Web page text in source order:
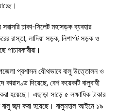
ঢাকা-সিলেট মহাসড়ক ব্যবহার
রাস্তা, লাদিয়া সড়ক, নিশাপট সড়ক ও
পাচারকারীরা।
প্রশাসন যৌথভাবে বালু উত্তোলন ও
কারাদণ্ড দিয়েছে, বেশ কয়েকটি বালুবাহী
হয়েছে। এছাড়া সাড়ে ৫ লক্ষাধিক টাকার
জব্দ করা হয়েছে। বালুমহাল আইনে ১৯